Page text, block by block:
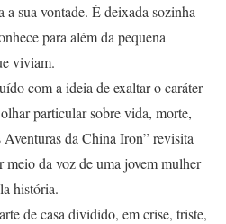
a sua vontade. É deixada sozinha
para além da pequena
viviam.
com a ideia de exaltar o caráter
particular sobre vida, morte,
da China Iron” revisita
meio da voz de uma jovem mulher
história.
de casa dividido, em crise, triste,